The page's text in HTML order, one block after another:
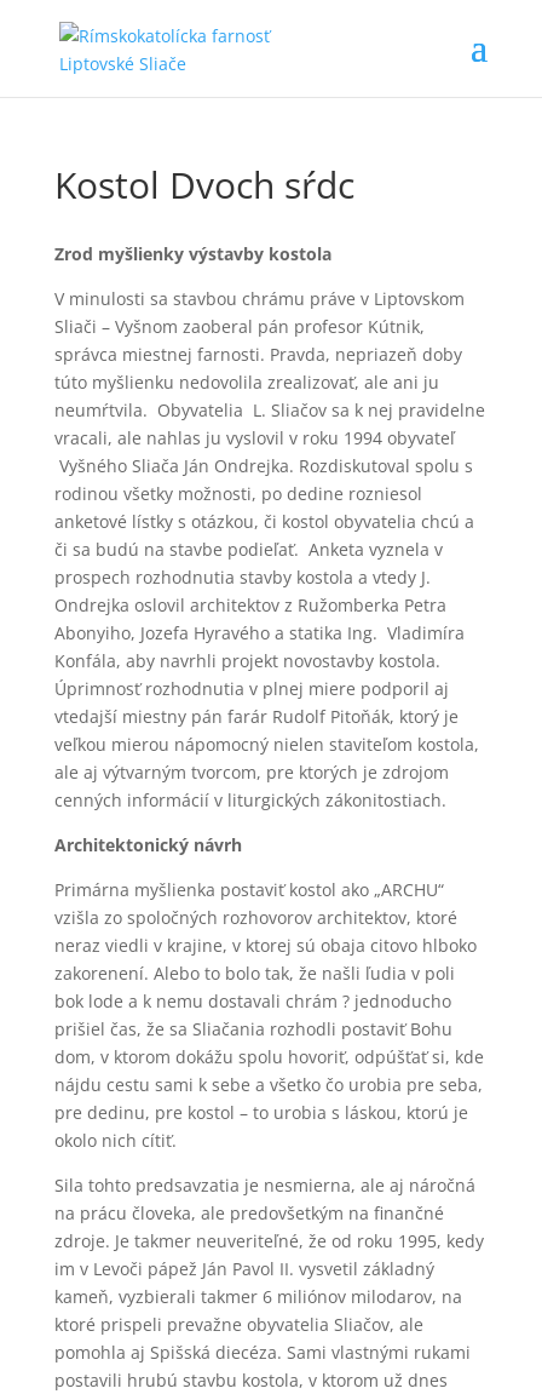
Kostol Dvoch sŕdc
Zrod myšlienky výstavby kostola
V minulosti sa stavbou chrámu práve v Liptovskom
Sliači – Vyšnom zaoberal pán profesor Kútnik,
správca miestnej farnosti. Pravda, nepriazeň doby
túto myšlienku nedovolila zrealizovať, ale ani ju
neumŕtvila. Obyvatelia L. Sliačov sa k nej pravidelne
vracali, ale nahlas ju vyslovil v roku 1994 obyvateľ
Vyšného Sliača Ján Ondrejka. Rozdiskutoval spolu s
rodinou všetky možnosti, po dedine rozniesol
anketové lístky s otázkou, či kostol obyvatelia chcú a
či sa budú na stavbe podieľať. Anketa vyznela v
prospech rozhodnutia stavby kostola a vtedy J.
Ondrejka oslovil architektov z Ružomberka Petra
Abonyiho, Jozefa Hyravého a statika Ing. Vladimíra
Konfála, aby navrhli projekt novostavby kostola.
Úprimnosť rozhodnutia v plnej miere podporil aj
vtedajší miestny pán farár Rudolf Pitoňák, ktorý je
veľkou mierou nápomocný nielen staviteľom kostola,
ale aj výtvarným tvorcom, pre ktorých je zdrojom
cenných informácií v liturgických zákonitostiach.
Architektonický návrh
Primárna myšlienka postaviť kostol ako „ARCHU“
vzišla zo spoločných rozhovorov architektov, ktoré
neraz viedli v krajine, v ktorej sú obaja citovo hlboko
zakorenení. Alebo to bolo tak, že našli ľudia v poli
bok lode a k nemu dostavali chrám ? jednoducho
prišiel čas, že sa Sliačania rozhodli postaviť Bohu
dom, v ktorom dokážu spolu hovoriť, odpúšťať si, kde
nájdu cestu sami k sebe a všetko čo urobia pre seba,
pre dedinu, pre kostol – to urobia s láskou, ktorú je
okolo nich cítiť.
Sila tohto predsavzatia je nesmierna, ale aj náročná
na prácu človeka, ale predovšetkým na finančné
zdroje. Je takmer neuveriteľné, že od roku 1995, kedy
im v Levoči pápež Ján Pavol II. vysvetil základný
kameň, vyzbierali takmer 6 miliónov milodarov, na
ktoré prispeli prevažne obyvatelia Sliačov, ale
pomohla aj Spišská diecéza. Sami vlastnými rukami
postavili hrubú stavbu kostola, v ktorom už dnes